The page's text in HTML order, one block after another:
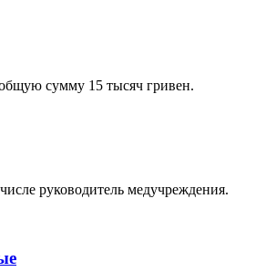
сумму 15 тысяч гривен.
руководитель медучреждения.